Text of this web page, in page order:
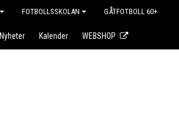
FOTBOLLSSKOLAN GÅTFOTBOLL 60+
Nyheter Kalender WEBSHOP